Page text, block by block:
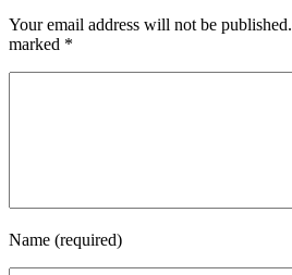
Your email address will not be published.
marked *
Name (required)